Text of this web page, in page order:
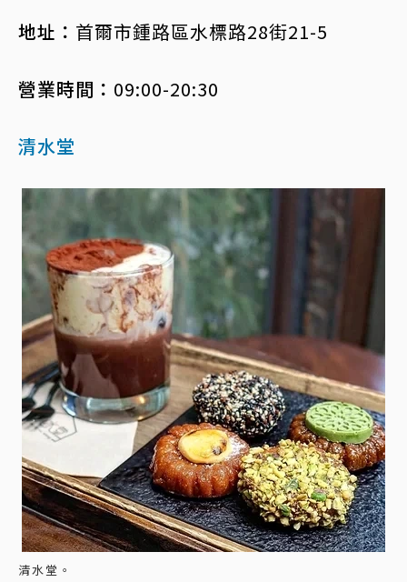
地址： 首爾市鍾路區水標路28街21-5
營業時間： 09:00-20:30
清水堂
清水堂。